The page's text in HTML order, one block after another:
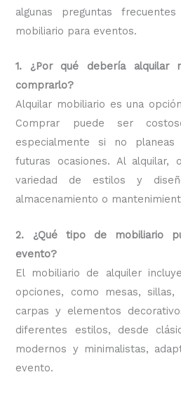
algunas preguntas
mobiliario para eventos.
1. ¿Por qué debería alquilar
comprarlo?
Alquilar mobiliario es una
Comprar puede ser
especialmente si no
futuras ocasiones. Al alquilar,
variedad de estilos y
almacenamiento o
2. ¿Qué tipo de mobiliario
evento?
El mobiliario de alquiler
opciones, como mesas,
carpas y elementos
diferentes estilos, desde
modernos y minimalistas,
evento.